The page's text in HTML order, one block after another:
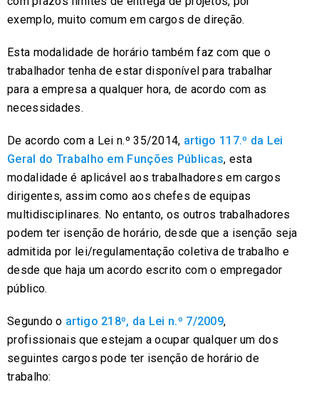
exemplo, muito comum em cargos de direção.
Esta modalidade de horário também faz com que o
trabalhador tenha de estar disponível para trabalhar
para a empresa a qualquer hora, de acordo com as
necessidades.
De acordo com a Lei n.º 35/2014, artigo 117.º da Lei
Geral do Trabalho em Funções Públicas, esta
modalidade é aplicável aos trabalhadores em cargos
dirigentes, assim como aos chefes de equipas
multidisciplinares. No entanto, os outros trabalhadores
podem ter isenção de horário, desde que a isenção seja
admitida por lei/regulamentação coletiva de trabalho e
desde que haja um acordo escrito com o empregador
público.
Segundo o artigo 218º, da Lei n.º 7/2009,
profissionais que estejam a ocupar qualquer um dos
seguintes cargos pode ter isenção de horário de
trabalho: